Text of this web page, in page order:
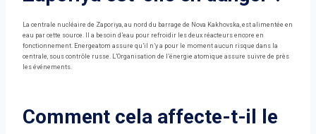
La centrale nucléaire de Zaporiya, au nord du barrage de Nova Kakhovska, est alimentée en
eau par cette source. Il a besoin d’eau pour refroidir les deux réacteurs encore en
fonctionnement. Energeatom assure qu’il n’y a pour le moment aucun risque dans la
centrale, sous contrôle russe. L’Organisation de l’énergie atomique assure suivre de près
les événements.
Comment cela affecte-t-il le